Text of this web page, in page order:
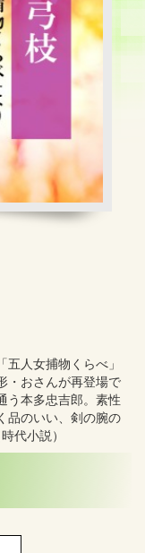
人女捕物くらべ」
・おさんが再登場で
う本多忠吉郎。素性
品のいい、剣の腕の
代小説）